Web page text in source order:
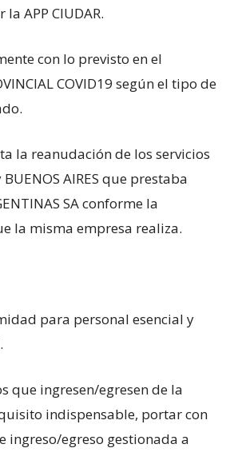
la APP CIUDAR.
con lo previsto en el
COVID19 según el tipo de
la reanudación de los servicios
BUENOS AIRES que prestaba
SA conforme la
la misma empresa realiza.
para personal esencial y
que ingresen/egresen de la
indispensable, portar con
ingreso/egreso gestionada a